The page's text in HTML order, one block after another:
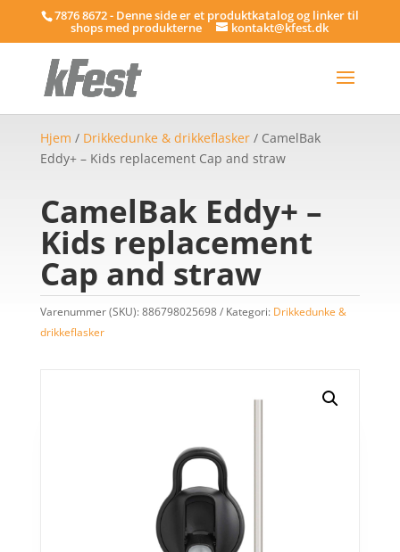
7876 8672 - Denne side er et produktkatalog og linker til
shops med produkterne kontakt@kfest.dk
Hjem / Drikkedunke & drikkeflasker/ CamelBak
Eddy+ – Kids replacement Cap and straw
CamelBak Eddy+ –
Kids replacement
Cap and straw
Varenummer (SKU):886798025698 Kategori: Drikkedunke &
drikkeflasker